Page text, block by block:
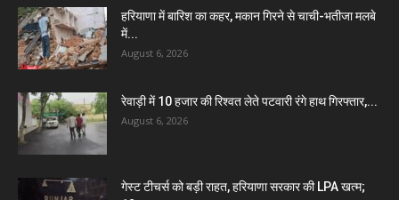
हरियाणा में बारिश का कहर, मकान गिरने से चाची-भतीजा मलबे
में...
August 6, 2026
रेवाड़ी में 10 हजार की रिश्वत लेते पटवारी रंगे हाथ गिरफ्तार,...
August 6, 2026
गेस्ट टीचर्स को बड़ी राहत, हरियाणा सरकार की LPA खत्म;